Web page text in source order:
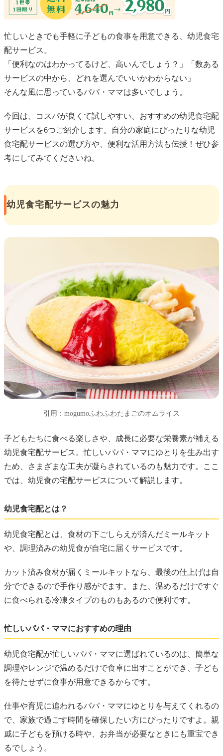
忙しいときでも手軽に子どもの食事を用意できる、幼児食宅
配サービス。
「便利なのはわかってるけど、高いんでしょう？」「数ある
サービスの中から、どれを選んでいいかわからない」
そんな風に思っているパパ・ママは多いでしょう。
今回は、コスパが良くて試しやすい、おすすめの幼児食宅配
サービスを6つご紹介します。自分の家庭にぴったりな幼児
食宅配サービスの選び方や、便利な活用方法も伝授！ぜひ参
考にしてみてくださいね。
幼児食宅配サービスの魅力
引用：mogumoふわふわたまごのオムライス
子どもたちに食べる楽しさや、成長に必要な栄養素が補える
幼児食宅配サービス。忙しいパパ・ママにゆとりを生み出す
ため、さまざまな工夫が凝らされているのも魅力です。ここ
では、幼児食の宅配サービスについて解説します。
幼児食宅配とは？
幼児食宅配とは、食材の下ごしらえが済んだミールキット
や、調理済みの幼児食が自宅に届くサービスです。
カット済み食材が届くミールキットなら、最後の仕上げは自
分でできるので手作り感がでます。また、温めるだけですぐ
に食べられる冷凍タイプのものもあるので便利です。
忙しいパパ・ママにおすすめの理由
幼児食宅配が忙しいパパ・ママに選ばれているのは、簡単な
調理やレンジで温めるだけで食卓に出すことができ、子ども
を待たせずに食事が用意できるからです。
仕事や育児に追われるパパ・ママにゆとりを与えてくれるの
で、家族で過ごす時間を確保したい方にぴったりですよ。親
戚に子どもを預ける時や、お弁当が必要なときにも重宝でき
るでしょう。